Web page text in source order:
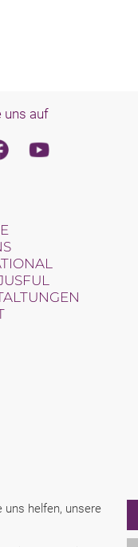
uns helfen, unsere
uns auf
Youtube